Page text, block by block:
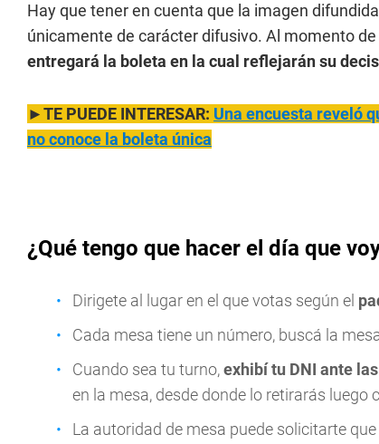
Hay que tener en cuenta que la imagen
únicamente de carácter difusivo. Al momento
entregará la boleta en la cual reflejarán su
►TE PUEDE INTERESAR: Una encuesta reveló
no conoce la boleta única
¿Qué tengo que hacer el día que
Dirigete al lugar en el que votas según el
Cada mesa tiene un número, buscá la
Cuando sea tu turno,exhibí tu DNI ante
en la mesa, desde donde lo retirarás luego
La autoridad de mesa puede solicitarte